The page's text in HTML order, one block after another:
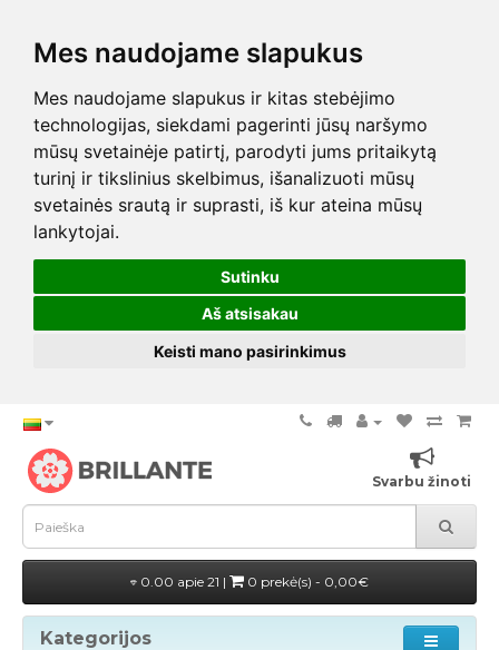
Mes naudojame slapukus
Mes naudojame slapukus ir kitas stebėjimo
technologijas, siekdami pagerinti jūsų naršymo
mūsų svetainėje patirtį, parodyti jums pritaikytą
turinį ir tikslinius skelbimus, išanalizuoti mūsų
svetainės srautą ir suprasti, iš kur ateina mūsų
lankytojai.
Sutinku
Aš atsisakau
Keisti mano pasirinkimus
Svarbu žinoti
0.00 apie 21 | 0 prekė(s) - 0,00€
Kategorijos